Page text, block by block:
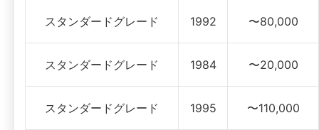
スタンダードグレード 1992 〜80,000
スタンダードグレード 1984 〜20,000
スタンダードグレード 1995 〜110,000